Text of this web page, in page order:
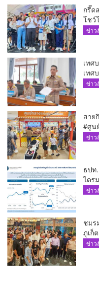
กรี๊ด
โชว์
ภูเก็
ข่าว
เทศ
เทศ
ประ
ข่าว
สาย
#ศูน
โร
ข่าว
ธปท
ไตร
คว
ข่าว
ชมร
ภูเก็
ขับเ
ข่าว